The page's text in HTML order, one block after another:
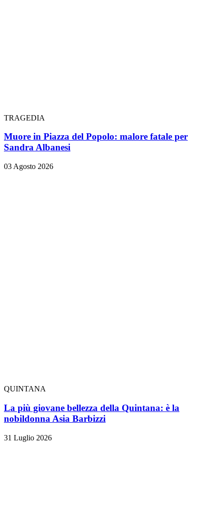
TRAGEDIA
Muore in Piazza del Popolo: malore fatale per
Sandra Albanesi
03 Agosto 2026
QUINTANA
La più giovane bellezza della Quintana: è la
nobildonna Asia Barbizzi
31 Luglio 2026